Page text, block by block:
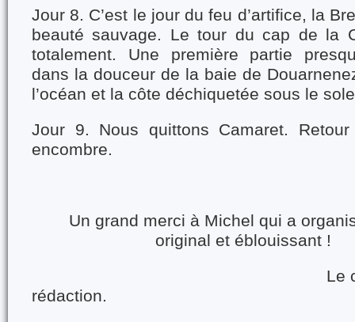
Jour 8. C’est le jour du feu d’artifice, la
beauté sauvage. Le tour du cap de la
totalement. Une première partie
dans la douceur de la baie de
l’océan et la côte déchiquetée sous le
Jour 9. Nous quittons Camaret.
encombre.
Un grand merci à Michel qui a
original et
Le collectif
rédaction.